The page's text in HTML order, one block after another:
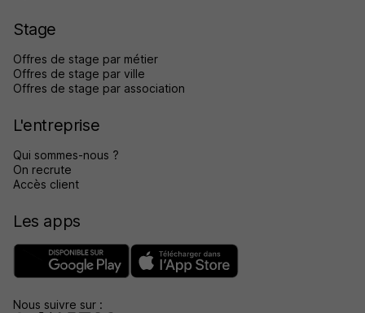
Stage
Offres de stage par métier
Offres de stage par ville
Offres de stage par association
L'entreprise
Qui sommes-nous ?
On recrute
Accès client
Les apps
Nous suivre sur :